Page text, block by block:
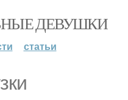
ДЕВУШКИ
статьи